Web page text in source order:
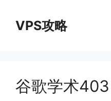
VPS攻略
谷歌学术403